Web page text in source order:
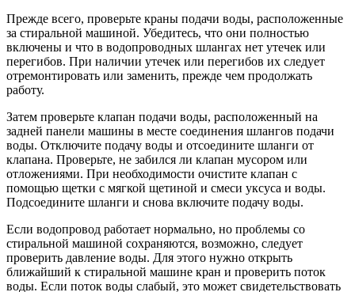
Прежде всего, проверьте краны подачи воды, расположенные
за стиральной машиной. Убедитесь, что они полностью
включены и что в водопроводных шлангах нет утечек или
перегибов. При наличии утечек или перегибов их следует
отремонтировать или заменить, прежде чем продолжать
работу.
Затем проверьте клапан подачи воды, расположенный на
задней панели машины в месте соединения шлангов подачи
воды. Отключите подачу воды и отсоедините шланги от
клапана. Проверьте, не забился ли клапан мусором или
отложениями. При необходимости очистите клапан с
помощью щетки с мягкой щетиной и смеси уксуса и воды.
Подсоедините шланги и снова включите подачу воды.
Если водопровод работает нормально, но проблемы со
стиральной машиной сохраняются, возможно, следует
проверить давление воды. Для этого нужно открыть
ближайший к стиральной машине кран и проверить поток
воды. Если поток воды слабый, это может свидетельствовать